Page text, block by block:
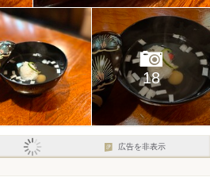
18
広告を非表示